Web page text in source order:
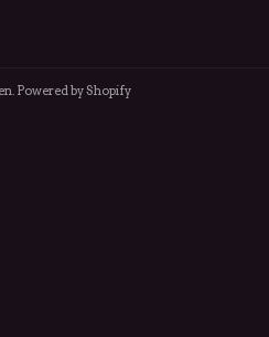
. Powered by Shopify